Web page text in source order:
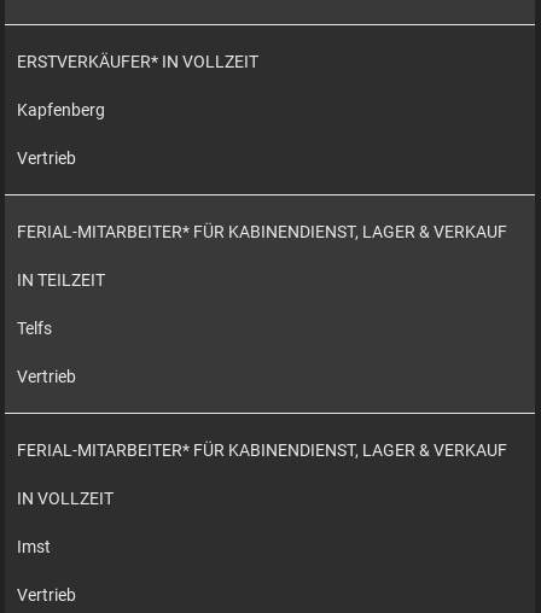
ERSTVERKÄUFER* IN VOLLZEIT
Kapfenberg
Vertrieb
FERIAL-MITARBEITER* FÜR KABINENDIENST, LAGER & VERKAUF
IN TEILZEIT
Telfs
Vertrieb
FERIAL-MITARBEITER* FÜR KABINENDIENST, LAGER & VERKAUF
IN VOLLZEIT
Imst
Vertrieb